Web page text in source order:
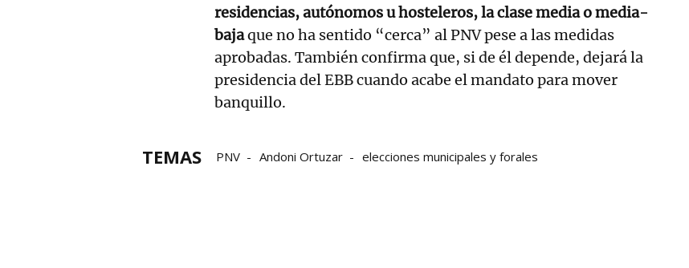
residencias, autónomos u hosteleros, la clase media o media-
bajaque no ha sentido “cerca” al PNV pese a las medidas
aprobadas. También confirma que, si de él depende, dejará la
presidencia del EBB cuando acabe el mandato para mover
banquillo.
TEMAS PNV Andoni Ortuzar elecciones municipales y forales